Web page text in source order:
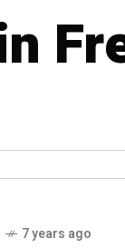
7 years ago